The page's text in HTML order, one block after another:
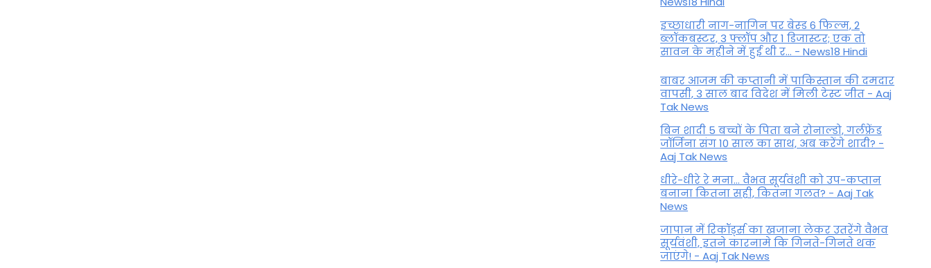
इच्छाधारी नाग-नागिन पर बेस्ड 6 फिल्म, 2
ब्लॉकबस्टर, 3 फ्लॉप और 1 डिजास्टर; एक तो
सावन के महीने में हुई थी र... - News18 Hindi
बाबर आजम की कप्तानी में पाकिस्तान की दमदार
वापसी, 3 साल बाद विदेश में मिली टेस्ट जीत - Aaj
Tak News
बिन शादी 5 बच्चों के पिता बने रोनाल्डो, गर्लफ्रेंड
जॉर्जिना संग 10 साल का साथ, अब करेंगे शादी? -
Aaj Tak News
धीरे-धीरे रे मना… वैभव सूर्यवंशी को उप-कप्तान
बनाना कितना सही, कितना गलत? - Aaj Tak
News
जापान में रिकॉर्ड्स का खजाना लेकर उतरेंगे वैभव
सूर्यवंशी, इतने कारनामे कि गिनते-गिनते थक
जाएंगे! - Aaj Tak News